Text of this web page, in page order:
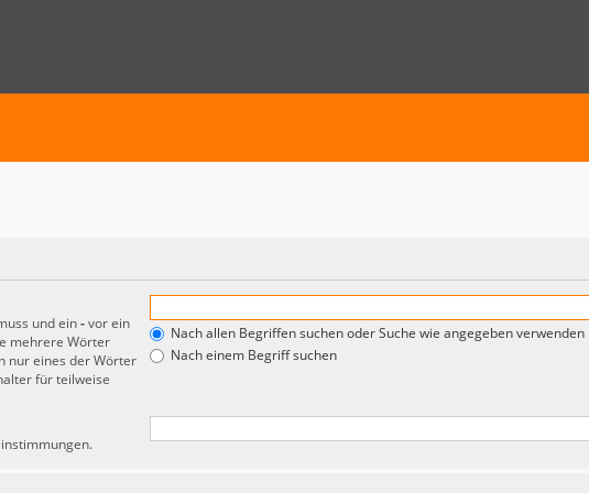
und ein-vor ein
mehrere Wörter
nur eines der Wörter
für teilweise
Nach allen Begriffen suchen oder Suche wie angegeben verwenden
Nach einem Begriff suchen